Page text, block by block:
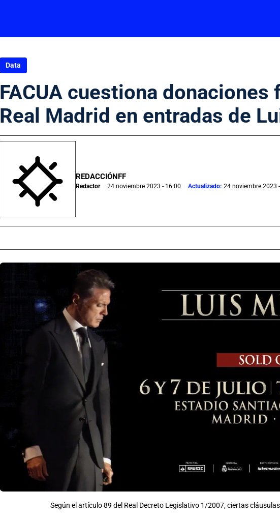
Data
FACUA cuestiona donaciones
Real Madrid en entradas de
REDACCIÓNFF
Redactor 24 noviembre 2023 - 16:00 Actualizado: 24 noviembre 2023
Según el artículo 89 del Real Decreto Legislativo 1/2007, ciertas